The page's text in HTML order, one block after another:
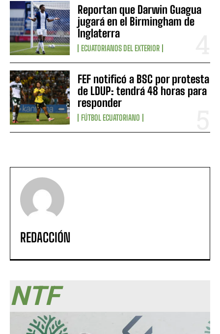
Reportan que Darwin Guagua
jugará en el Birmingham de
Inglaterra
ECUATORIANOS DEL EXTERIOR
FEF notificó a BSC por protesta
de LDUP: tendrá 48 horas para
responder
FÚTBOL ECUATORIANO
REDACCIÓN
NTF